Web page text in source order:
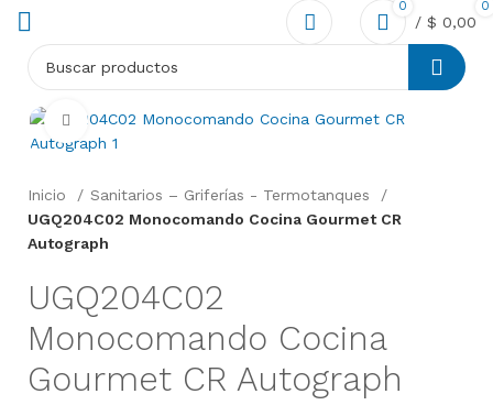
0 0
/ $ 0,00
Click to enlarge
Inicio
Sanitarios – Griferías - Termotanques
UGQ204C02 Monocomando Cocina Gourmet CR
Autograph
UGQ204C02
Monocomando Cocina
Gourmet CR Autograph